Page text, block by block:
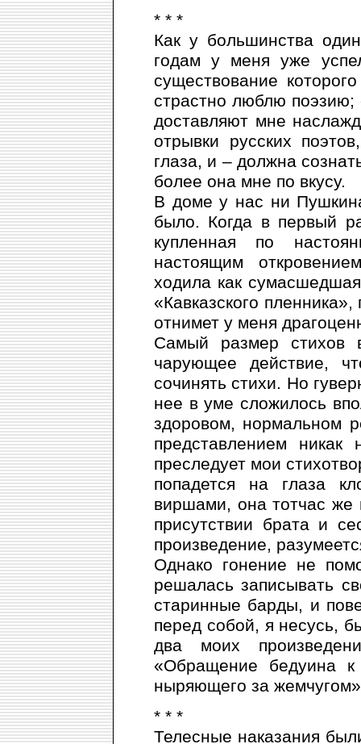
* * *
Как у большинства
годам у меня уже
существование
страстно люблю
доставляют мне
отрывки русских
глаза, и – должна
более она мне по вкусу.
В доме у нас ни
было. Когда в первый
купленная по
настоящим
ходила как
«Кавказского
отнимет у меня
Самый размер стихов
чарующее действие,
сочинять стихи. Но
нее в уме сложилось
здоровом, нормальном
представлением
преследует мои
попадется на глаза
виршами, она тотчас же
присутствии брата и
произведение,
Однако гонение не
решалась записывать
старинные барды, и
перед собой, я несусь,
два моих
«Обращение бедуина
ныряющего за
* * *
Телесные наказания